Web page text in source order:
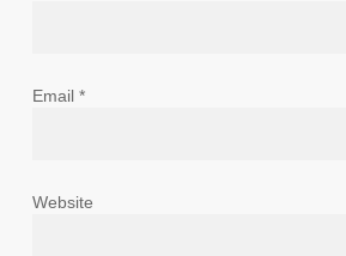
Email *
Website